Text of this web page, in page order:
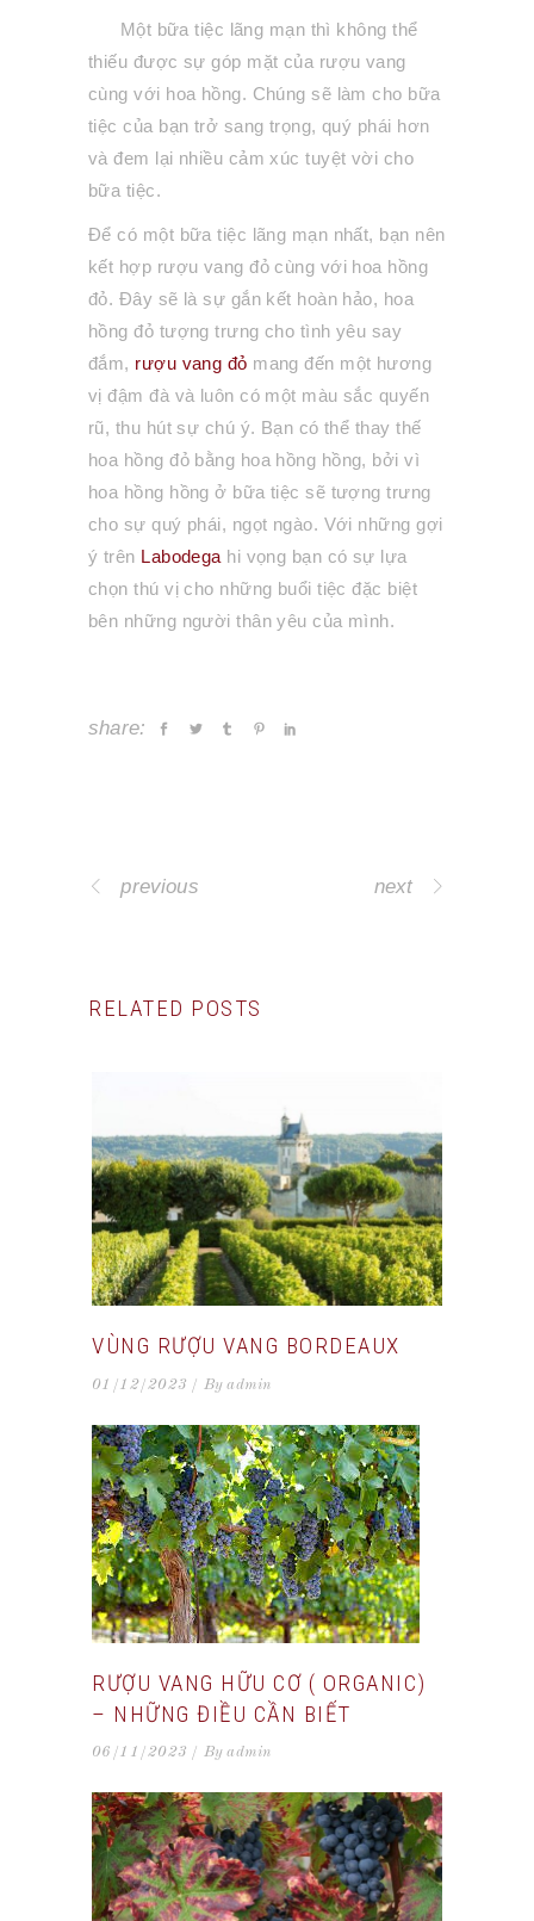
Một bữa tiệc lãng mạn thì không thể
thiếu được sự góp mặt của rượu vang
cùng với hoa hồng. Chúng sẽ làm cho bữa
tiệc của bạn trở sang trọng, quý phái hơn
và đem lại nhiều cảm xúc tuyệt vời cho
bữa tiệc.
Để có một bữa tiệc lãng mạn nhất, bạn nên
kết hợp rượu vang đỏ cùng với hoa hồng
đỏ. Đây sẽ là sự gắn kết hoàn hảo, hoa
hồng đỏ tượng trưng cho tình yêu say
đắm, rượu vang đỏ mang đến một hương
vị đậm đà và luôn có một màu sắc quyến
rũ, thu hút sự chú ý. Bạn có thể thay thế
hoa hồng đỏ bằng hoa hồng hồng, bởi vì
hoa hồng hồng ở bữa tiệc sẽ tượng trưng
cho sự quý phái, ngọt ngào. Với những gợi
ý trên Labodegahi vọng bạn có sự lựa
chọn thú vị cho những buổi tiệc đặc biệt
bên những người thân yêu của mình.
share:
previous next
RELATED POSTS
VÙNG RƯỢU VANG BORDEAUX
01/12/2023 By admin
RƯỢU VANG HỮU CƠ ( ORGANIC)
– NHỮNG ĐIỀU CẦN BIẾT
06/11/2023 By admin